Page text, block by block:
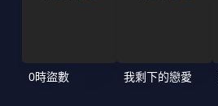
0時盜數 我剩下的戀愛